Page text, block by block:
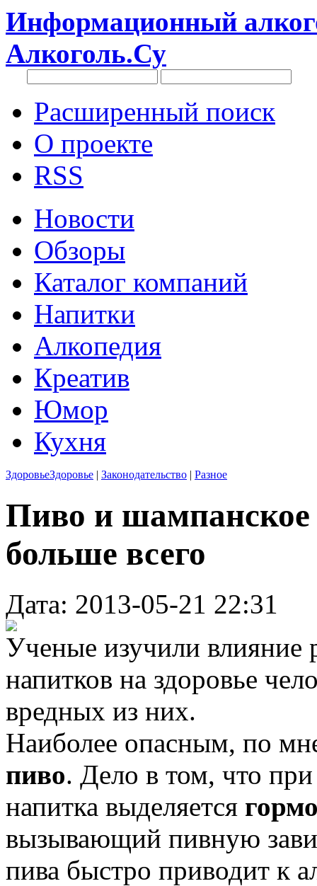
Информационный
Алкоголь.Су
Расширенный поиск
О проекте
RSS
Новости
Обзоры
Каталог компаний
Напитки
Алкопедия
Креатив
Юмор
Кухня
ЗдоровьеЗдоровье | Законодательство | Разное
Пиво и шампанское
больше всего
Дата: 2013-05-21 22:31
Ученые изучили влияние
напитков на здоровье
вредных из них.
Наиболее опасным, по
пиво. Дело в том, что
напитка выделяется
вызывающий пивную
пива быстро приводит к